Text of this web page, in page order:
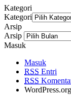
Kategori
Kategori
Arsip
Arsip
Masuk
Masuk
RSS Entri
RSS
WordPress.org